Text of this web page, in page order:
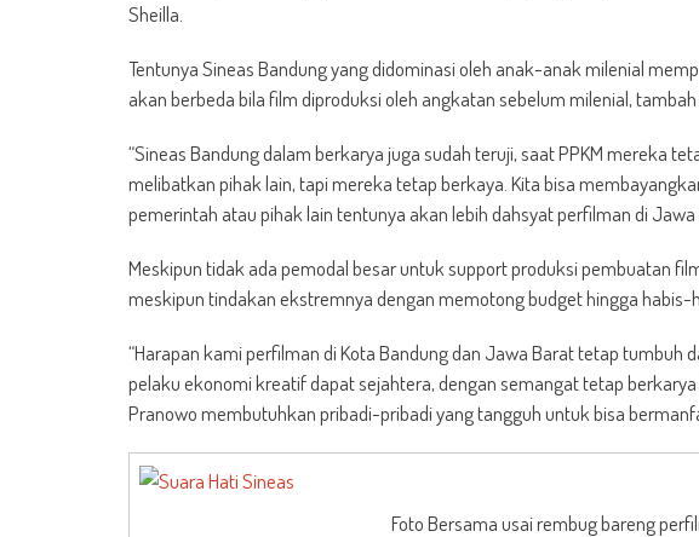
Sheilla.
Tentunya Sineas Bandung yang didominasi oleh anak-anak milenial
akan berbeda bila film diproduksi oleh angkatan sebelum milenial, tambah
“Sineas Bandung dalam berkarya juga sudah teruji, saat PPKM mereka
melibatkan pihak lain, tapi mereka tetap berkaya. Kita bisa
pemerintah atau pihak lain tentunya akan lebih dahsyat perfilman di Jawa
Meskipun tidak ada pemodal besar untuk support produksi pembuatan
meskipun tindakan ekstremnya dengan memotong budget hingga habis-
“Harapan kami perfilman di Kota Bandung dan Jawa Barat tetap tumbuh
pelaku ekonomi kreatif dapat sejahtera, dengan semangat tetap
Pranowo membutuhkan pribadi-pribadi yang tangguh untuk bisa
Foto Bersama usai rembug bareng